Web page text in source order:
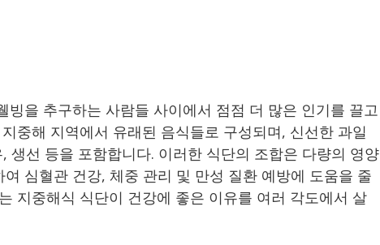
빙을 추구하는 사람들 사이에서 점점 더 많은 인기를 끌고
중해 지역에서 유래된 음식들로 구성되며, 신선한 과일
생선 등을 포함합니다. 이러한 식단의 조합은 다량의 영양
심혈관 건강, 체중 관리 및 만성 질환 예방에 도움을 줄
지중해식 식단이 건강에 좋은 이유를 여러 각도에서 살